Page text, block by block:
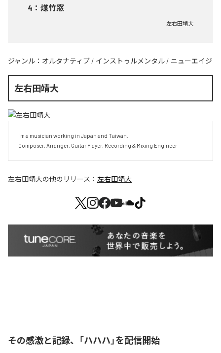
4 ： 煤竹窓
左右田靖大
ジャンル： オルタナティブ / インストゥルメンタル / ニューエイジ
左右田靖大
I'm a musician working in Japan and Taiwan.
Composer, Arranger, Guitar Player, Recording & Mixing Engineer
左右田靖大の他のリリース： 左右田靖大
その感激と記録、「ハハハ」を配信開始